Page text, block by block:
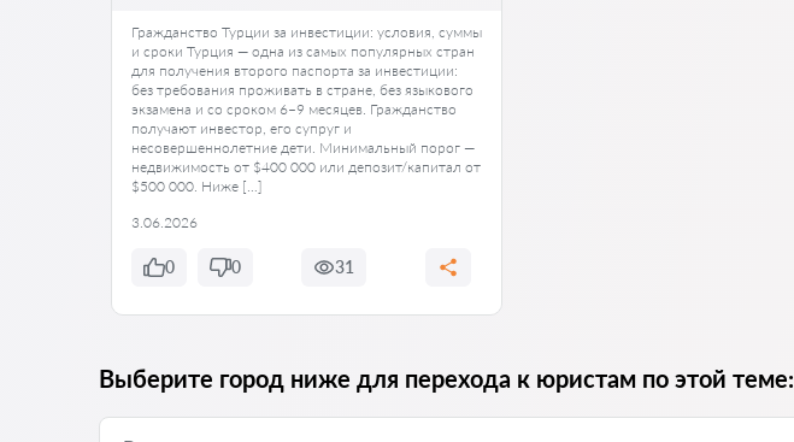
Гражданство Турции за инвестиции: условия, суммы
и сроки Турция — одна из самых популярных стран
для получения второго паспорта за инвестиции:
без требования проживать в стране, без языкового
экзамена и со сроком 6–9 месяцев. Гражданство
получают инвестор, его супруг и
несовершеннолетние дети. Минимальный порог —
недвижимость от $400 000 или депозит/капитал от
$500 000. Ниже […]
3.06.2026
0 0 31
Выберите город ниже для перехода к юристам по этой теме: